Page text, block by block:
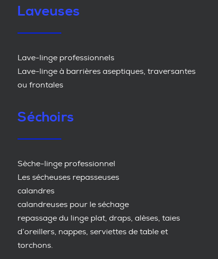
Laveuses
Lave-linge professionnels
Lave-linge à barrières aseptiques, traversantes
ou frontales
Séchoirs
Sèche-linge professionnel
Les sécheuses repasseuses
calandres
calandreuses pour le séchage
repassage du linge plat, draps, alèses, taies
d’oreillers, nappes, serviettes de table et
torchons.